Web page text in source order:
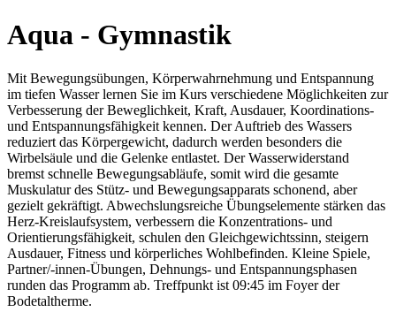
Aqua - Gymnastik
Mit Bewegungsübungen, Körperwahrnehmung und Entspannung
im tiefen Wasser lernen Sie im Kurs verschiedene Möglichkeiten zur
Verbesserung der Beweglichkeit, Kraft, Ausdauer, Koordinations-
und Entspannungsfähigkeit kennen. Der Auftrieb des Wassers
reduziert das Körpergewicht, dadurch werden besonders die
Wirbelsäule und die Gelenke entlastet. Der Wasserwiderstand
bremst schnelle Bewegungsabläufe, somit wird die gesamte
Muskulatur des Stütz- und Bewegungsapparats schonend, aber
gezielt gekräftigt. Abwechslungsreiche Übungselemente stärken das
Herz-Kreislaufsystem, verbessern die Konzentrations- und
Orientierungsfähigkeit, schulen den Gleichgewichtssinn, steigern
Ausdauer, Fitness und körperliches Wohlbefinden. Kleine Spiele,
Partner/-innen-Übungen, Dehnungs- und Entspannungsphasen
runden das Programm ab. Treffpunkt ist 09:45 im Foyer der
Bodetaltherme.